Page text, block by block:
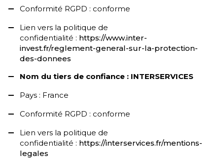
Conformité RGPD : conforme
Lien vers la politique de
confidentialité : https://www.inter-
invest.fr/reglement-general-sur-la-protection-
des-donnees
Nom du tiers de confiance : INTERSERVICES
Pays : France
Conformité RGPD : conforme
Lien vers la politique de
confidentialité : https://interservices.fr/mentions-
legales